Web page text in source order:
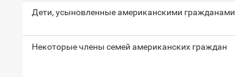
Дети, усыновленные американскими гражданами
Некоторые члены семей американских граждан